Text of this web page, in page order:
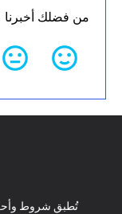
من فضلك
تُطبق شروط